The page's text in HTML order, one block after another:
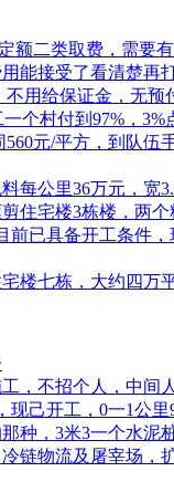
额二类取费，需要
能接受了看清楚再
用给保证金，无预
个村付到97%，
元/平方，到队
每公里36万元，宽
住宅楼3栋楼，两
前已具备开工条件
楼七栋，大约四
，不招个人，中间
现己开工，0一1公
种，3米3一个水泥
链物流及屠宰场，